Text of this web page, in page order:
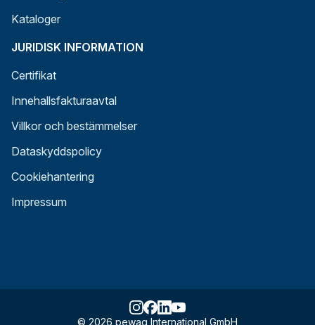
Kataloger
JURIDISK INFORMATION
Certifikat
Innehallsfakturaavtal
Villkor och bestämmelser
Dataskyddspolicy
Cookiehantering
Impressum
© 2026 pewag International GmbH